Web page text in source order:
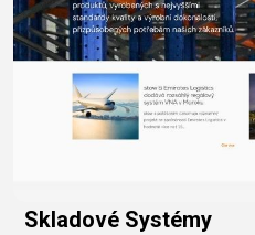
Skladové Systémy